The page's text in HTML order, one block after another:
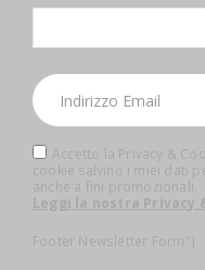
Accetto la Privacy &
cookie salvino i miei dati
anche a fini promozionali.
Leggi la nostra Privacy
Footer Newsletter Form"]